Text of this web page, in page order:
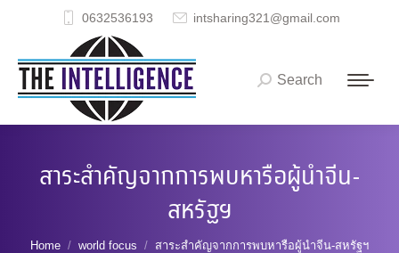
0632536193 intsharing321@gmail.com
Search:
Search
สาระสำคัญจากการพบหารือผู้นำจีน-
สหรัฐฯ
You are here:
Home world focus สาระสำคัญจากการพบหารือผู้นำจีน-สหรัฐฯ